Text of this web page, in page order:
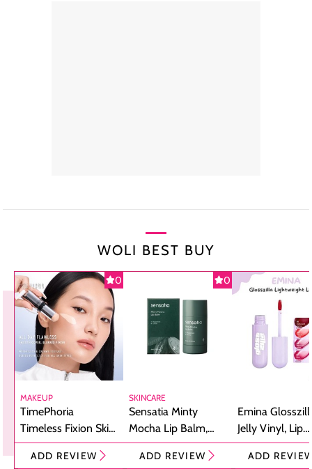
WOLI BEST BUY
0
MAKEUP
TimePhoria
Timeless Fixion Skin
Tint Stick,
Foundation dan
ADD REVIEW
0
SKINCARE
Sensatia Minty
Mocha Lip Balm,
Pelembap Bibir
dengan Aroma
ADD REVIEW
Emina
Jelly Vinyl, Lip
Cream Glossy
Ringan
ADD